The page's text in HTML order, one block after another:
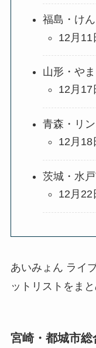
福島・け
12月11
山形・や
12月17
青森・リ
12月18
茨城・水
12月22
あいみょん ライ
ットリストをまと
宮崎・都城市総